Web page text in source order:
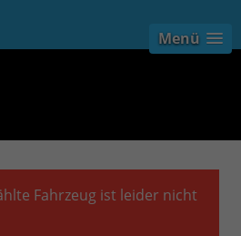
Menü
Fahrzeug ist leider nicht